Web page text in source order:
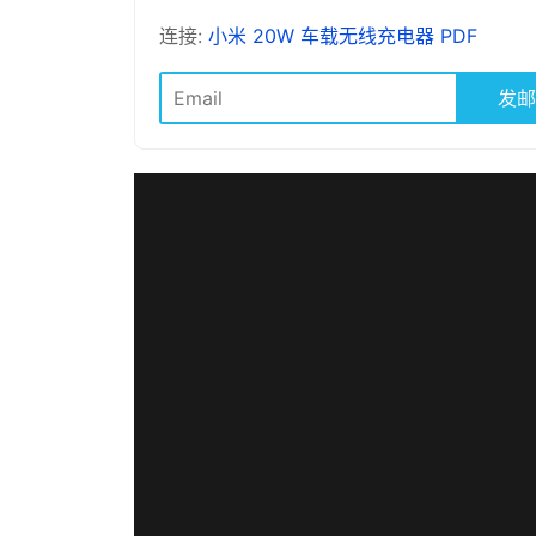
连接: 小米 20W 车载无线充电器 PDF
发